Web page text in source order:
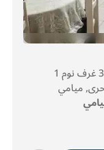
شقة بمساحة 116م² للبيع تحتوي علي 3 غرف نوم 1
ميامي